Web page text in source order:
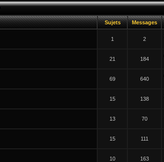
Sujets Messages
1 2
21 184
69 640
15 138
13 70
15 111
10 163